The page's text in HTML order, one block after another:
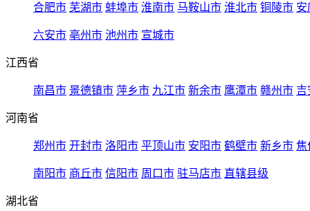
合肥市 芜湖市 蚌埠市 淮南市 马鞍山市 淮北市 铜陵市 安
六安市 亳州市 池州市 宣城市
江西省
南昌市 景德镇市 萍乡市 九江市 新余市 鹰潭市 赣州市 吉
河南省
郑州市 开封市 洛阳市 平顶山市 安阳市 鹤壁市 新乡市 焦
南阳市 商丘市 信阳市 周口市 驻马店市 直辖县级
湖北省